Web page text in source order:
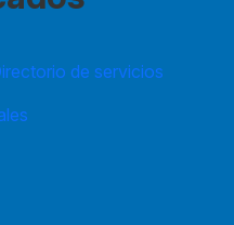
de servicios